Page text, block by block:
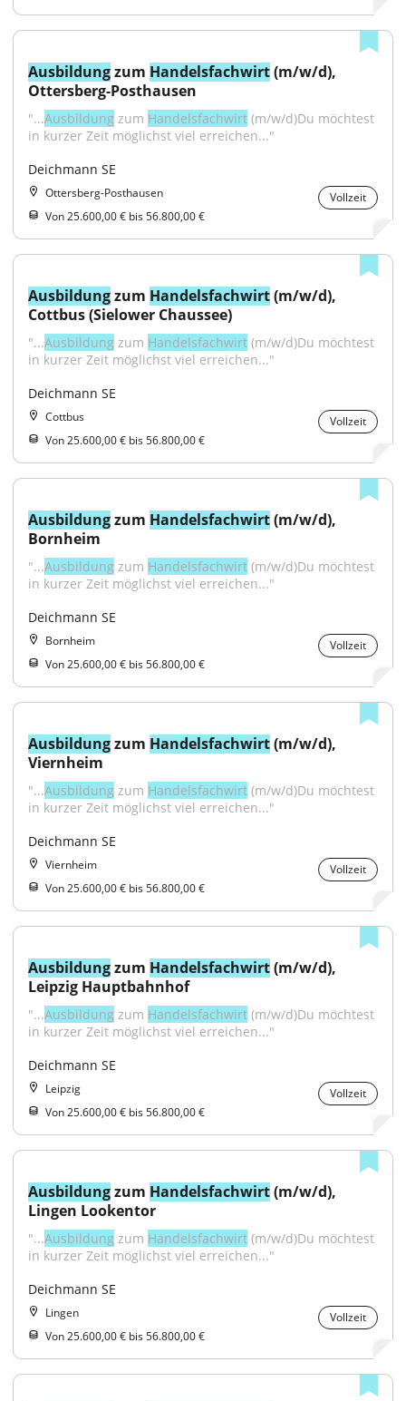
Ausbildung zum Handelsfachwirt (m/w/d),
Ottersberg-Posthausen
"...Ausbildung zum Handelsfachwirt (m/w/d)Du möchtest
in kurzer Zeit möglichst viel erreichen..."
Deichmann SE
Ottersberg-Posthausen
Vollzeit
Von 25.600,00 € bis 56.800,00 €
Ausbildung zum Handelsfachwirt (m/w/d),
Cottbus (Sielower Chaussee)
"...Ausbildung zum Handelsfachwirt (m/w/d)Du möchtest
in kurzer Zeit möglichst viel erreichen..."
Deichmann SE
Cottbus
Vollzeit
Von 25.600,00 € bis 56.800,00 €
Ausbildung zum Handelsfachwirt (m/w/d),
Bornheim
"...Ausbildung zum Handelsfachwirt (m/w/d)Du möchtest
in kurzer Zeit möglichst viel erreichen..."
Deichmann SE
Bornheim
Vollzeit
Von 25.600,00 € bis 56.800,00 €
Ausbildung zum Handelsfachwirt (m/w/d),
Viernheim
"...Ausbildung zum Handelsfachwirt (m/w/d)Du möchtest
in kurzer Zeit möglichst viel erreichen..."
Deichmann SE
Viernheim
Vollzeit
Von 25.600,00 € bis 56.800,00 €
Ausbildung zum Handelsfachwirt (m/w/d),
Leipzig Hauptbahnhof
"...Ausbildung zum Handelsfachwirt (m/w/d)Du möchtest
in kurzer Zeit möglichst viel erreichen..."
Deichmann SE
Leipzig
Vollzeit
Von 25.600,00 € bis 56.800,00 €
Ausbildung zum Handelsfachwirt (m/w/d),
Lingen Lookentor
"...Ausbildung zum Handelsfachwirt (m/w/d)Du möchtest
in kurzer Zeit möglichst viel erreichen..."
Deichmann SE
Lingen
Vollzeit
Von 25.600,00 € bis 56.800,00 €